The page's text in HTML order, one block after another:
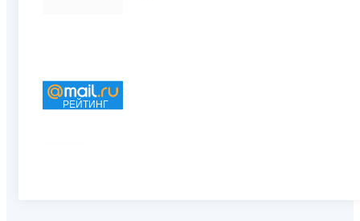
РЕЙТИНГ